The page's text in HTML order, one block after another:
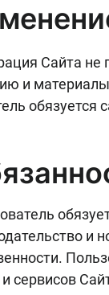
Сайта не
и
обязуется
и
сервисов